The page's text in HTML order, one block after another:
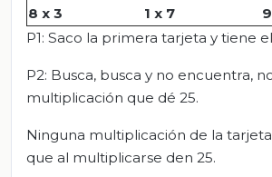
8 x 3
1 x 7
P1: Saco la primera tarjeta y tiene
P2: Busca, busca y no encuentra,
multiplicación que dé 25.
Ninguna multiplicación de la
que al multiplicarse den 25.